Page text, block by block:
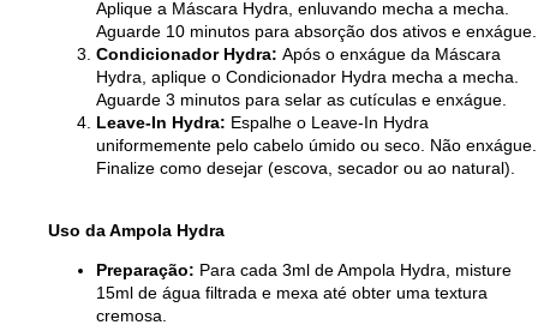
Aplique a Máscara Hydra, enluvando mecha a mecha.
Aguarde 10 minutos para absorção dos ativos e enxágue.
Condicionador Hydra: Após o enxágue da Máscara
Hydra, aplique o Condicionador Hydra mecha a mecha.
Aguarde 3 minutos para selar as cutículas e enxágue.
Leave-In Hydra: Espalhe o Leave-In Hydra
uniformemente pelo cabelo úmido ou seco. Não enxágue.
Finalize como desejar (escova, secador ou ao natural).
Uso da Ampola Hydra
Preparação: Para cada 3ml de Ampola Hydra, misture
15ml de água filtrada e mexa até obter uma textura
cremosa.